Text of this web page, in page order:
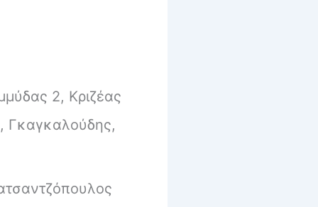
2, Κριζέας
Γκαγκαλούδης,